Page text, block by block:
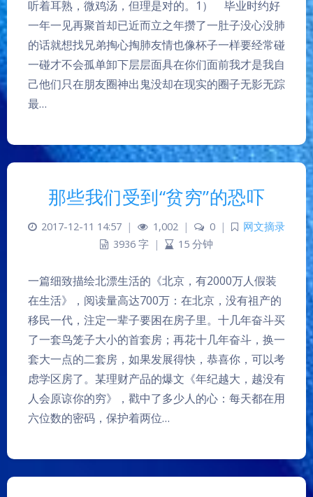
夜间模式
听着耳熟，微鸡汤，但理是对的。1） 毕业时约好
一年一见再聚首却已近而立之年攒了一肚子没心没肺
的话就想找兄弟掏心掏肺友情也像杯子一样要经常碰
一碰才不会孤单卸下层层面具在你们面前我才是我自
己他们只在朋友圈神出鬼没却在现实的圈子无影无踪
最…
那些我们受到“贫穷”的恐吓
2017-12-11 14:57 | 1,002 | 0 |
网文摘录
3936 字 | 15 分钟
一篇细致描绘北漂生活的《北京，有2000万人假装
在生活》，阅读量高达700万：在北京，没有祖产的
移民一代，注定一辈子要困在房子里。十几年奋斗买
了一套鸟笼子大小的首套房；再花十几年奋斗，换一
套大一点的二套房，如果发展得快，恭喜你，可以考
虑学区房了。某理财产品的爆文《年纪越大，越没有
人会原谅你的穷》，戳中了多少人的心：每天都在用
六位数的密码，保护着两位…